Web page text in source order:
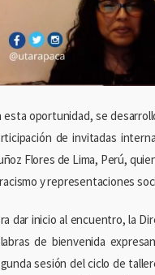
esta oportunidad, se
de invitadas
Flores de Lima, Perú,
y representaciones
dar inicio al encuentro, la
de bienvenida
sesión del ciclo de